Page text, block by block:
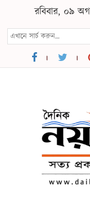
রবিবার, ০৯